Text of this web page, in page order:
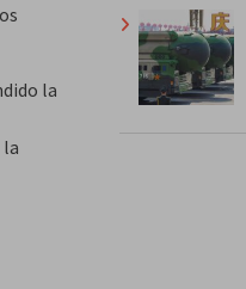
la
la